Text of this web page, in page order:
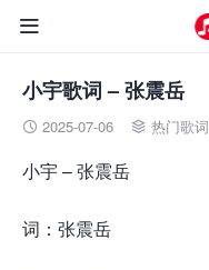

小宇歌词 – 张震岳
 2025-07-06  热门歌词
小宇 – 张震岳
词：张震岳